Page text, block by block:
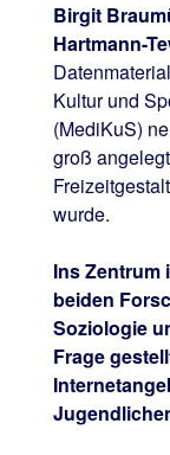
Birgit
Hartmann-
Kultur und
(MediKuS)
groß
wurde.
Ins Zentrum
beiden
Soziologie
Frage